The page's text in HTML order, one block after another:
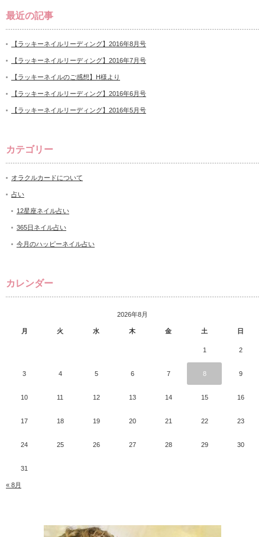
最近の記事
【ラッキーネイルリーディング】2016年8月号
【ラッキーネイルリーディング】2016年7月号
【ラッキーネイルのご感想】H様より
【ラッキーネイルリーディング】2016年6月号
【ラッキーネイルリーディング】2016年5月号
カテゴリー
オラクルカードについて
占い
12星座ネイル占い
365日ネイル占い
今月のハッピーネイル占い
カレンダー
2026年8月
月 火 水 木 金 土 日
1 2
3 4 5 6 7 8 9
10 11 12 13 14 15 16
17 18 19 20 21 22 23
24 25 26 27 28 29 30
31
« 8月